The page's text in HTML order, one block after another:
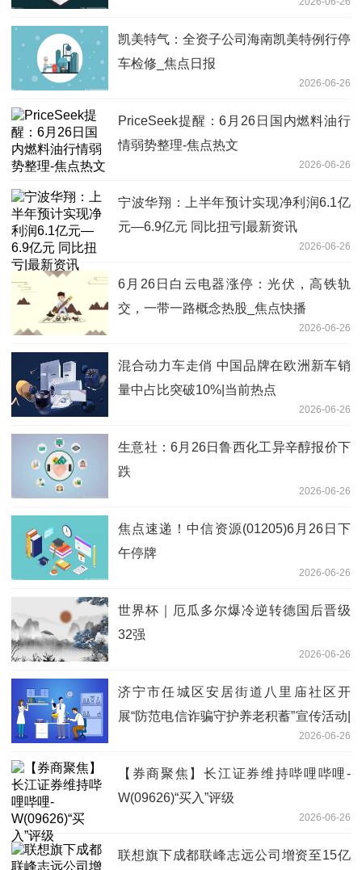
凯美特气：全资子公司海南凯美特例行停
车检修_焦点日报
2026-06-26
PriceSeek提醒：6月26日国内燃料油行
情弱势整理-焦点热文
2026-06-26
宁波华翔：上半年预计实现净利润6.1亿
元—6.9亿元 同比扭亏|最新资讯
2026-06-26
6月26日白云电器涨停：光伏，高铁轨
交，一带一路概念热股_焦点快播
2026-06-26
混合动力车走俏 中国品牌在欧洲新车销
量中占比突破10%|当前热点
2026-06-26
生意社：6月26日鲁西化工异辛醇报价下
跌
2026-06-26
焦点速递！中信资源(01205)6月26日下
午停牌
2026-06-26
世界杯｜厄瓜多尔爆冷逆转德国后晋级
32强
2026-06-26
济宁市任城区安居街道八里庙社区开
展“防范电信诈骗守护养老积蓄”宣传活动|
2026-06-26
【券商聚焦】长江证券维持哔哩哔哩-
W(09626)“买入”评级
2026-06-26
联想旗下成都联峰志远公司增资至15亿